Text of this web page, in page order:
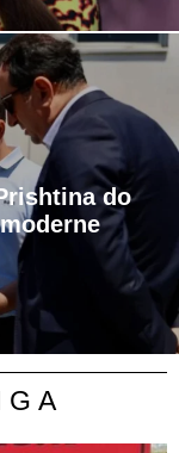
do